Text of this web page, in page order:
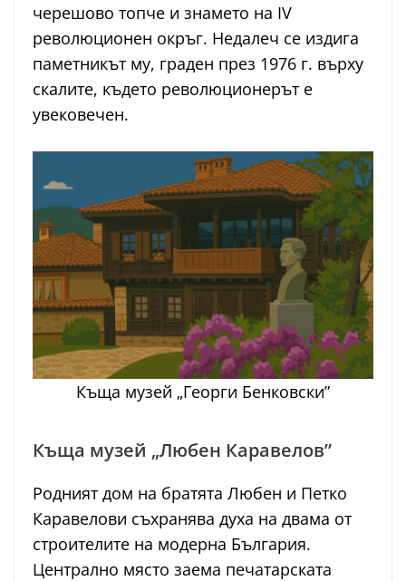
черешово топче и знамето на IV
революционен окръг. Недалеч се издига
паметникът му, граден през 1976 г. върху
скалите, където революционерът е
увековечен.
Къща музей „Георги Бенковски”
Къща музей „Любен Каравелов”
Родният дом на братята Любен и Петко
Каравелови съхранява духа на двама от
строителите на модерна България.
Централно място заема печатарската